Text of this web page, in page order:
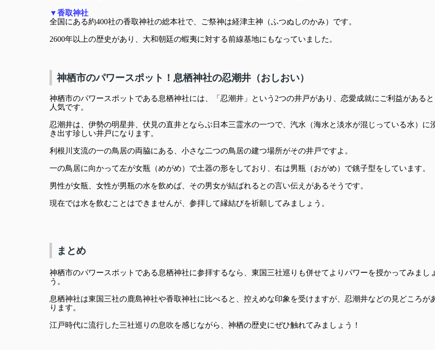
▼香取神社
全国にある約400社の香取神社の総本社で、ご祭神は経津主神（ふつぬしのかみ）です。
2600年以上の歴史があり、大和朝廷の蝦夷に対する前線基地にもなっていました。
神栖市のパワースポット！息栖神社の忍潮井（おしおい）
神栖市のパワースポットである息栖神社には、「忍潮井」という2つの井戸があり、恋愛成就にご利益があると
人気です。
忍潮井は、伊勢の明星井、伏見の直井とならぶ日本三霊水の一つで、汽水（海水と淡水が混じっている水）に
き出す珍しい井戸になります。
利根川支流の一の鳥居の両脇にある、小さな二つの鳥居の建つ場所がその井戸ですよ。
一の鳥居に向かって左が女瓶（めがめ）で土器の形をしており、右は男瓶（おがめ）で銚子型をしています。
男性が女瓶、女性が男瓶の水を飲めば、その男女が結ばれるとの言い伝えがあるそうです。
現在では水を飲むことはできませんが、参拝して縁結びを祈願してみましょう。
まとめ
神栖市のパワースポットである息栖神社に参拝するなら、東国三社巡りも併せてよりパワーを授かってみまし
う。
息栖神社は東国三社の鹿島神社や香取神社に比べると、控えめな印象を受けますが、忍潮井などの見どころが
ります。
江戸時代に流行した三社巡りの息吹を感じながら、神栖の歴史にぜひ触れてみましょう！